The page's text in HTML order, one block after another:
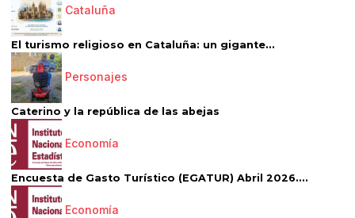
Cataluña
El turismo religioso en Cataluña: un gigante...
Personajes
Caterino y la república de las abejas
Economía
Encuesta de Gasto Turístico (EGATUR) Abril 2026....
Economía